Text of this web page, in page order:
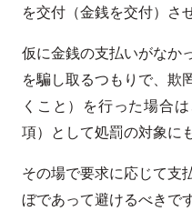
を交付（金銭を交付）さ
仮に金銭の支払いがなか
を騙し取るつもりで、欺
くこと）を行った場合
項）として処罰の対象に
その場で要求に応じて支
ぼであって避けるべきで